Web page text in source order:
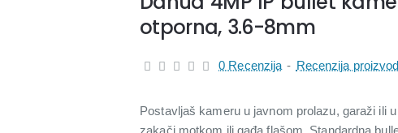
otporna, 3.6-8mm
Postavljaš kameru u javnom prolazu, garaži ili
0 Recenzija - Recenzija